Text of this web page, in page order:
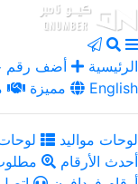
الرئيسية أضف رقم
مميزة
English
لوحات مواليد
أحدث الأرقام